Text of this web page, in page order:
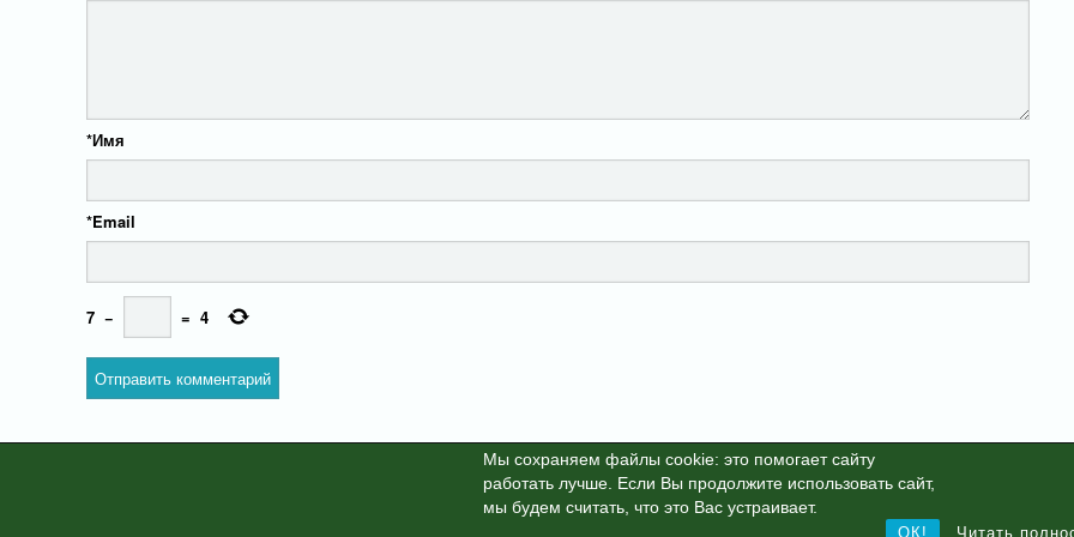
Мы cохраняем файлы cookie: это помогает сайту
работать лучше. Если Вы продолжите использовать сайт,
мы будем считать, что это Вас устраивает.
ОК! Читать
Имя
*
Email
*
7 − = 4
© info-dimurra.ru 2025г. This site is protected by reCAPTCHA and the Google